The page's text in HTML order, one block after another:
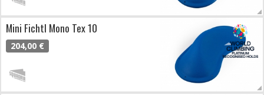
Mini Fichtl Mono Tex 10
204,00 €